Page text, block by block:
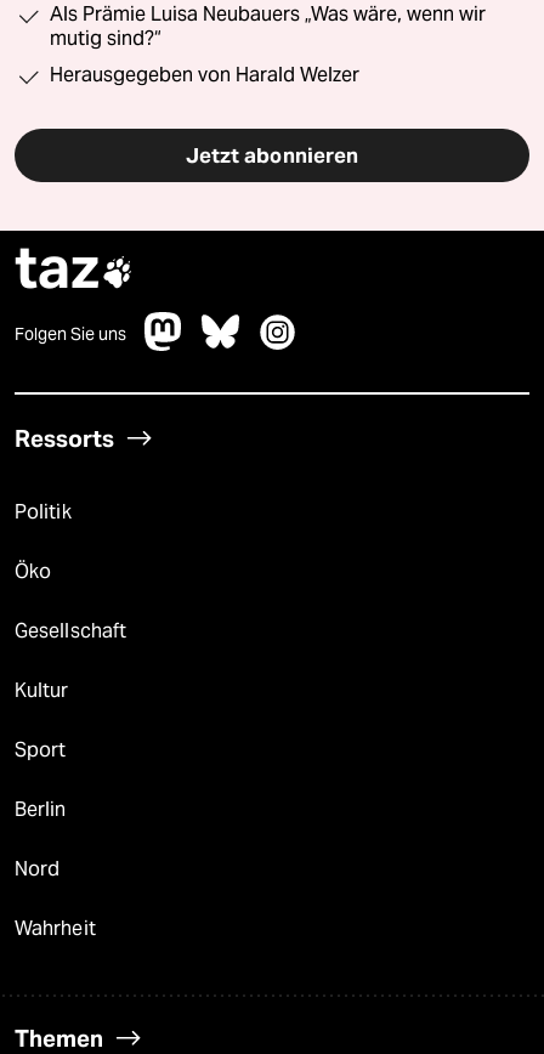
Als Prämie Luisa Neubauers „Was wäre, wenn wir
mutig sind?“
Herausgegeben von Harald Welzer
Jetzt abonnieren
taz
Folgen Sie uns
Ressorts
Politik
Öko
Gesellschaft
Kultur
Sport
Berlin
Nord
Wahrheit
Themen